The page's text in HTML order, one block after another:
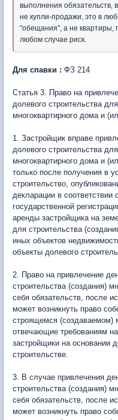
выполнения обязательств,
не купли-продажи, это в
"обещания", а не квартиры,
любом случае риск.
Для спавки : ФЗ 214
Статья 3. Право на
долевого строительства
многоквартирного дома и
1. Застройщик вправе
долевого строительства
многоквартирного дома и
только после получения в
строительство,
декларации в
государственной
аренды застройщика на
для строительства
иных объектов
объекты долевого
2. Право на привлечение
строительства (создания)
себя обязательств, после
может возникнуть право
строящемся (создаваемом)
отвечающие требованиям
застройщики на основании
строительстве.
3. В случае привлечения
строительства (создания)
себя обязательств, после
может возникнуть право